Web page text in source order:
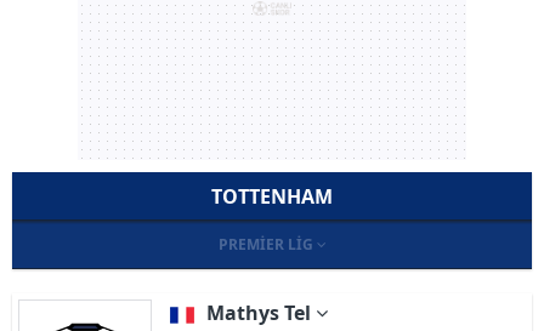
TOTTENHAM
PREMIER LIG
Mathys Tel